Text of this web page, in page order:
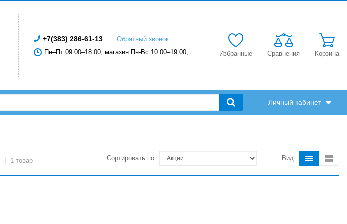
+7(383) 286-61-13
Обратный звонок
Пн–Пт 09:00–18:00, магазин Пн-Вс 10:00–19:00,
Избранные Сравнения Корзина
Личный кабинет
1 товар Сортировать по Вид